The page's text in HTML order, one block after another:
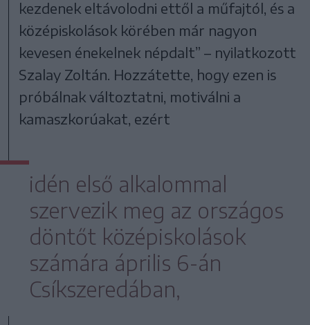
kezdenek eltávolodni ettől a műfajtól, és a
középiskolások körében már nagyon
kevesen énekelnek népdalt” – nyilatkozott
Szalay Zoltán. Hozzátette, hogy ezen is
próbálnak változtatni, motiválni a
kamaszkorúakat, ezért
idén első alkalommal
szervezik meg az országos
döntőt középiskolások
számára április 6-án
Csíkszeredában,